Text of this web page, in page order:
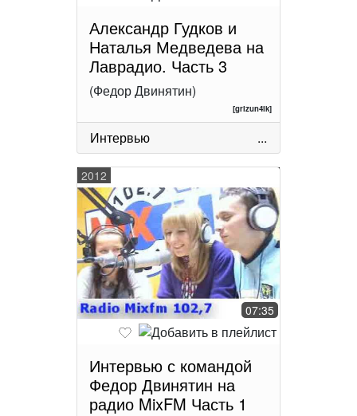
Александр Гудков и
Наталья Медведева на
Лаврадио. Часть 3
(Федор Двинятин)
[grizun4ik]
Интервью ...
2012
07:35
Интервью с командой
Федор Двинятин на
радио MixFM Часть 1